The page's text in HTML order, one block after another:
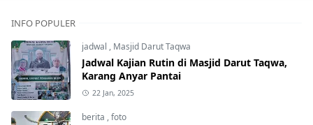
INFO POPULER
jadwal , Masjid Darut Taqwa
Jadwal Kajian Rutin di Masjid Darut Taqwa,
Karang Anyar Pantai
22 Jan, 2025
berita ,foto